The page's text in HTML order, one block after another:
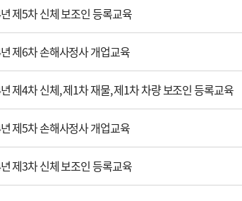
제5차 신체 보조인 등록교육
제6차 손해사정사 개업교육
제4차 신체, 제1차 재물, 제1차 차량 보조인 등록교육
제5차 손해사정사 개업교육
제3차 신체 보조인 등록교육